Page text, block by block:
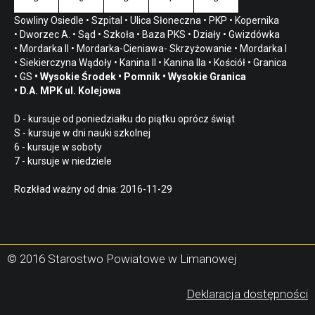
Sowliny Osiedle • Szpital • Ulica Słoneczna • PKP • Kopernika
• Dworzec A. • Sąd • Szkoła • Baza PKS • Działy • Gwizdówka
• Mordarka II • Mordarka-Cieniawa- Skrzyżowanie • Mordarka I
• Siekierczyna Wądoły • Kanina II • Kanina IIa • Kościół • Granica
• GS • Wysokie Środek • Pomnik • Wysokie Granica
• D.A. MPK ul. Kolejowa
D - kursuje od poniedziałku do piątku oprócz świąt
S - kursuje w dni nauki szkolnej
6 - kursuje w soboty
7 - kursuje w niedziele
Rozkład ważny od dnia: 2016-11-29
© 2016 Starostwo Powiatowe w Limanowej
Deklaracja dostępności